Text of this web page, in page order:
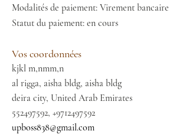
Modalités de paiement: Virement bancaire
Statut du paiement: en cours
Vos coordonnées
kjkl m,nmm,n
al rigga, aisha bldg, aisha bldg
deira city, United Arab Emirates
552497592, +9712497592
upboss838@gmail.com